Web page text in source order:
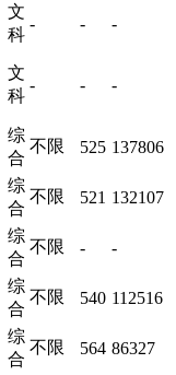
文
科
- - -
文
科
- - -
综
合
不限 525 137806
综
合
不限 521 132107
综
合
不限 - -
综
合
不限 540 112516
综
合
不限 564 86327